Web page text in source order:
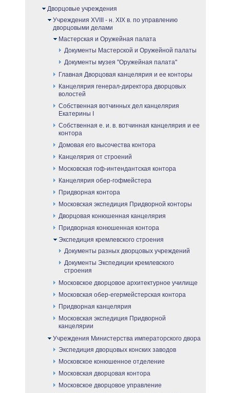
Дворцовые учреждения
Учреждения XVIII - н. XIX в. по управлению
дворцовыми делами
Мастерская и Оружейная палата
Документы Мастерской и Оружейной палаты
Документы музея "Оружейная палата"
Главная Дворцовая канцелярия и ее конторы
Канцелярия генерал-директора дворцовых
волостей
Собственная вотчинных дел канцелярия
Екатерины I
Собственная е. и. в. вотчинная канцелярия и ее
контора
Домовая его высочества контора
Канцелярия от строений
Московская гоф-интендантская контора
Канцелярия обер-гофмейстера
Придворная контора
Московская экспедиция Придворной конторы
Дворцовая конюшенная канцелярия
Придворная конюшенная контора
Экспедиция кремлевского строения
Документы разных дворцовых учреждений
Документы Экспедиции кремлевского
строения
Московское дворцовое архитектурное училище
Московская обер-егермейстерская контора
Придворная канцелярия
Московская экспедиция Придворной
канцелярии
Учреждения Министерства императорского двора
Экспедиция дворцовых конских заводов
Московское конюшенное отделение
Московская дворцовая контора
Московское дворцовое управление